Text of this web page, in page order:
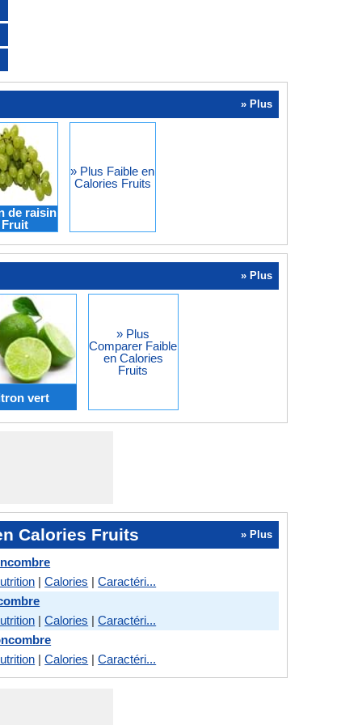
» Plus
de raisin
Fruit
» Plus Faible en
Calories Fruits
» Plus
vert
» Plus
Comparer Faible
en Calories
Fruits
Calories Fruits » Plus
|Calories |Caractéri...
|Calories |Caractéri...
|Calories |Caractéri...